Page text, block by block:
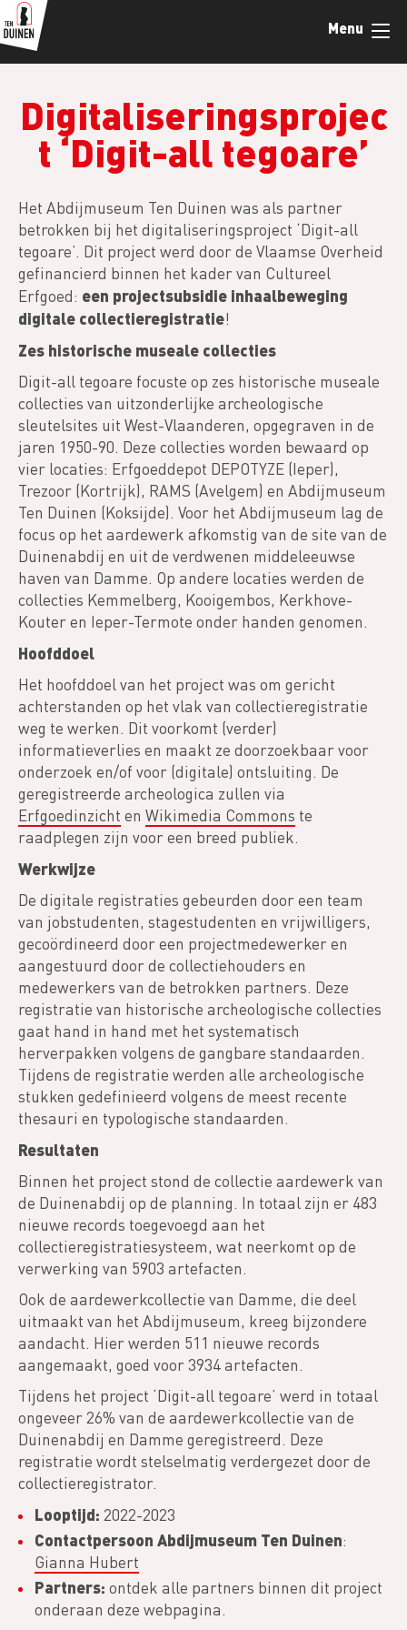
Overslaan
en
naar
gaan
Menu
Digitaliseringsprojec
t ‘Digit-all tegoare’
Het Abdijmuseum Ten Duinen was als partner
betrokken bij het digitaliseringsproject ‘Digit-all
tegoare’. Dit project werd door de Vlaamse Overheid
gefinancierd binnen het kader van Cultureel
Erfgoed: een projectsubsidie inhaalbeweging
digitale collectieregistratie!
Zes historische museale collecties
Digit-all tegoare focuste op zes historische museale
collecties van uitzonderlijke archeologische
sleutelsites uit West-Vlaanderen, opgegraven in de
jaren 1950-90. Deze collecties worden bewaard op
vier locaties: Erfgoeddepot DEPOTYZE (Ieper),
Trezoor (Kortrijk), RAMS (Avelgem) en Abdijmuseum
Ten Duinen (Koksijde). Voor het Abdijmuseum lag de
focus op het aardewerk afkomstig van de site van de
Duinenabdij en uit de verdwenen middeleeuwse
haven van Damme. Op andere locaties werden de
collecties Kemmelberg, Kooigembos, Kerkhove-
Kouter en Ieper-Termote onder handen genomen.
Hoofddoel
Het hoofddoel van het project was om gericht
achterstanden op het vlak van collectieregistratie
weg te werken. Dit voorkomt (verder)
informatieverlies en maakt ze doorzoekbaar voor
onderzoek en/of voor (digitale) ontsluiting. De
geregistreerde archeologica zullen via
Erfgoedinzicht en Wikimedia Commons te
raadplegen zijn voor een breed publiek.
Werkwijze
De digitale registraties gebeurden door een team
van jobstudenten, stagestudenten en vrijwilligers,
gecoördineerd door een projectmedewerker en
aangestuurd door de collectiehouders en
medewerkers van de betrokken partners. Deze
registratie van historische archeologische collecties
gaat hand in hand met het systematisch
herverpakken volgens de gangbare standaarden.
Tijdens de registratie werden alle archeologische
stukken gedefinieerd volgens de meest recente
thesauri en typologische standaarden.
Resultaten
Binnen het project stond de collectie aardewerk van
de Duinenabdij op de planning. In totaal zijn er 483
nieuwe records toegevoegd aan het
collectieregistratiesysteem, wat neerkomt op de
verwerking van 5903 artefacten.
Ook de aardewerkcollectie van Damme, die deel
uitmaakt van het Abdijmuseum, kreeg bijzondere
aandacht. Hier werden 511 nieuwe records
aangemaakt, goed voor 3934 artefacten.
Tijdens het project ‘Digit-all tegoare’ werd in totaal
ongeveer 26% van de aardewerkcollectie van de
Duinenabdij en Damme geregistreerd. Deze
registratie wordt stelselmatig verdergezet door de
collectieregistrator.
Looptijd: 2022-2023
Contactpersoon Abdijmuseum Ten Duinen:
Gianna Hubert
Partners: ontdek alle partners binnen dit project
onderaan deze webpagina.